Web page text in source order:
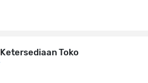
Ketersediaan Toko